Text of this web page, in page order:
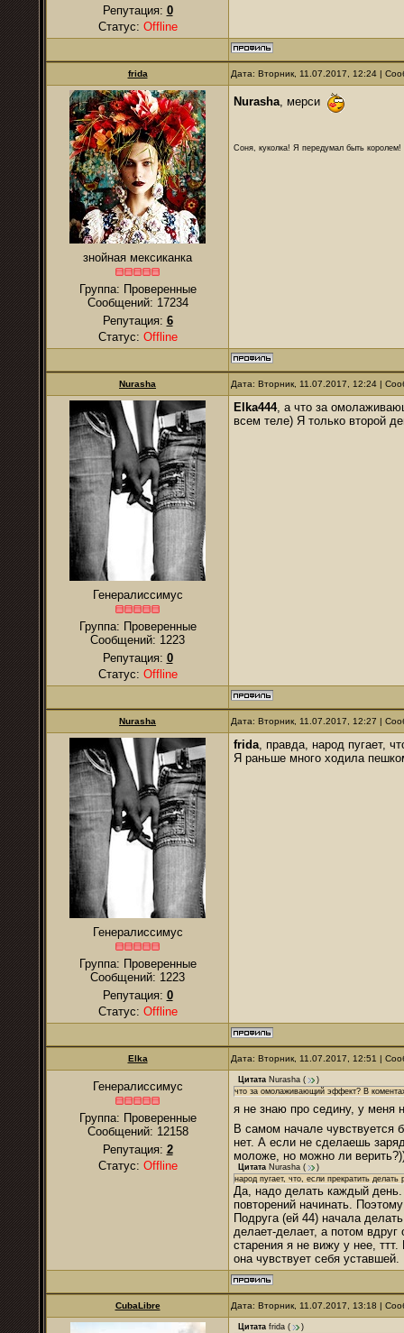
Репутация: 0
Статус: Offline
frida Дата: Вторник, 11.07.2017, 12:24 |
знойная мексиканка
Группа: Проверенные
Сообщений: 17234
Репутация: 6
Статус: Offline
Nurasha , мерси
Соня, куколка! Я передумал быть
Nurasha Дата: Вторник, 11.07.2017, 12:24 |
Генералиссимус
Группа: Проверенные
Сообщений: 1223
Репутация: 0
Статус: Offline
Elka444, а что за
всем теле) Я только второй
Nurasha Дата: Вторник, 11.07.2017, 12:27 |
Генералиссимус
Группа: Проверенные
Сообщений: 1223
Репутация: 0
Статус: Offline
frida, правда, народ пугает,
Я раньше много ходила
Elka Дата: Вторник, 11.07.2017, 12:51 |
Генералиссимус
Группа: Проверенные
Сообщений: 12158
Репутация: 2
Статус: Offline
Цитата Nurasha (
)
что за омолаживающий эффект? В
я не знаю про седину, у меня
В самом начале чувствуется
нет. А если не сделаешь
моложе, но можно ли
Цитата Nurasha (
)
народ пугает, что, если прекратить
Да, надо делать каждый день.
повторений начинать.
Подруга (ей 44) начала
делает-делает, а потом вдруг
старения я не вижу у нее,
она чувствует себя уставшей.
CubaLibre Дата: Вторник, 11.07.2017, 13:18 |
Цитата frida (
)